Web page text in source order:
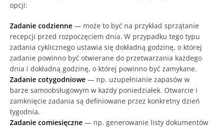
opcji:
Zadanie codzienne — może to być na przykład sprzątanie
recepcji przed rozpoczęciem dnia. W przypadku tego typu
zadania cyklicznego ustawia się dokładną godzinę, o której
zadanie powinno być otwierane do przetwarzania każdego
dnia i dokładną godzinę, o której powinno być zamykane.
Zadanie cotygodniowe — np. uzupełnianie zapasów w
barze samoobsługowym w każdy poniedziałek. Otwarcie i
zamknięcie zadania są definiowane przez konkretny dzień
tygodnia.
Zadanie comiesięczne — np. generowanie listy dokumentów